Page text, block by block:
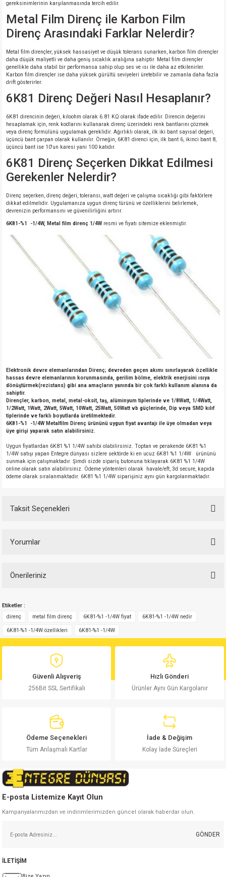
gereksinimlerinin karşılanmasında tercih edilir.
Metal Film Direnç ile Karbon Film
Direnç Arasındaki Farklar Nelerdir?
Metal film dirençler, yüksek hassasiyet ve düşük tolerans sunarken, karbon film dirençler
daha düşük maliyetli ve daha geniş sıcaklık aralığına sahiptir. Metal film dirençler
genellikle daha stabil bir performansa sahip olup ses ve ısı ile daha az etkilenirler.
Karbon film dirençler ise daha yüksek gürültü seviyeleri üretebilir ve zamanla daha fazla
drift gösterirler.
6K81 Direnç Değeri Nasıl Hesaplanır?
6K81 direncinin değeri, kiloohm olarak 6.81 KΩ olarak ifade edilir. Direncin değerini
hesaplamak için, renk kodlarını kullanarak direnç üzerindeki renk bantlarını çözmek
veya direnç formülünü uygulamak gereklidir. Ağırlıklı olarak, ilk iki bant sayısal değeri,
üçüncü bant çarpan olarak kullanılır. Örneğin, 6K81 direnci için, ilk bant 6, ikinci bant 8,
üçüncü bant ise 10'un karesi yani 100 katıdır.
6K81 Direnç Seçerken Dikkat Edilmesi
Gerekenler Nelerdir?
Direnç seçerken, direnç değeri, toleransı, watt değeri ve çalışma sıcaklığı gibi faktörlere
dikkat edilmelidir. Uygulamanıza uygun direnç türünü ve özelliklerini belirlemek,
devrenizin performansını ve güvenilirliğini artırır.
6K81-%1 -1/4W, Metal film direnç 1/4Wresmi ve fiyatı sitemize eklenmiştir.
Elektronik devre elemanlarından Direnç; devreden geçen akımı sınırlayarak özellikle
hassas devre elemanlarının korunmasında, gerilim bölme, elektrik enerjisini ısıya
dönüştürmek(rezistans) gibi ana amaçların yanında bir çok farklı kullanım alanına da
sahiptir.
Dirençler, karbon, metal, metal-oksit, taş, alüminyum tiplerinde ve 1/8Watt, 1/4Watt,
1/2Watt, 1Watt, 2Watt, 5Watt, 10Watt, 25Watt, 50Watt vb güçlerinde, Dip veya SMD kılıf
tiplerinde ve farklı boyutlarda üretilmektedir.
6K81-%1 -1/4W Metalfilm Direnç ürününü uygun fiyat avantajı ile üye olmadan veya
üye girişi yaparak satın alabilirsiniz.
Uygun fiyatlardan 6K81 %1 1/4W sahibi olabilirsiniz. Toptan ve perakende 6K81 %1
1/4W satışı yapan Entegre dünyası sizlere sektörde ki en ucuz 6K81 %1 1/4W ürününü
sunmak için çalışmaktadır. Şimdi sizde sipariş butonuna tıklayarak 6K81 %1 1/4W
online olarak satın alabilirsiniz. Ödeme yöntemleri olarak havale/eft, 3d secure, kapıda
ödeme olarak sıralanmaktadır. 6K81 %1 1/4W siparişiniz aynı gün kargolanmaktadır.
Taksit Seçenekleri
Yorumlar
Önerileriniz
yetersiz gördüğünüz noktaları öneri formunu kullanarak tarafımıza
iletebilirsiniz.
Ürün açıklamasında eksik bilgiler bulunuyor.
Ürün bilgilerinde hatalar bulunuyor.
Gönder
Etiketler :
direnç
metal film direnç 6K81-%1 -1/4W fiyat 6K81-%1 -1/4W nedir
6K81-%1 -1/4W özellikleri 6K81-%1 -1/4W
Güvenli Alışveriş
256Bit SSL Sertifikalı
Hızlı Gönderi
Ürünler Aynı Gün Kargolanır
Ödeme Seçenekleri
Tüm Anlaşmalı Kartlar
İade & Değişim
Kolay İade Süreçleri
E-posta Listemize Kayıt Olun
Kampanyalarımızdan ve indirimlerimizden güncel olarak haberdar olun.
GÖNDER
İLETİŞİM